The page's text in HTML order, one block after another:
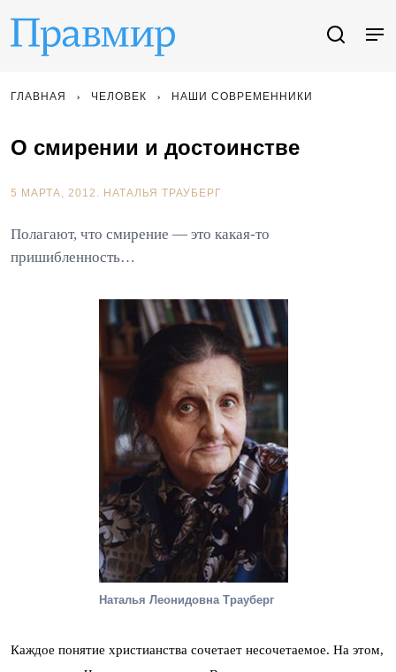
ГЛАВНАЯ ЧЕЛОВЕК НАШИ СОВРЕМЕННИКИ
О смирении и достоинстве
5 МАРТА, 2012. НАТАЛЬЯ ТРАУБЕРГ
Полагают, что смирение — это какая-то
пришибленность…
Наталья Леонидовна Трауберг
Каждое понятие христианства сочетает несочетаемое. На этом,